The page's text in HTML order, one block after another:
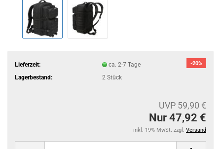
-20%
Lieferzeit:
ca. 2-7 Tage
Lagerbestand:
2 Stück
UVP 59,90 €
Nur 47,92 €
inkl. 19% MwSt. zzgl. Versand